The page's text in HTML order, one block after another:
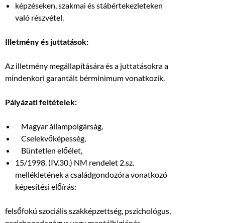
képzéseken, szakmai és stábértekezleteken
való részvétel.
Illetmény és juttatások:
Az illetmény megállapítására és a juttatásokra a
mindenkori garantált bérminimum vonatkozik.
Pályázati feltételek:
Magyar állampolgárság,
Cselekvőképesség,
Büntetlen előélet,
15/1998. (IV.30.) NM rendelet 2.sz.
mellékletének a családgondozóra vonatkozó
képesítési előírás:
felsőfokú szociális szakképzettség, pszichológus,